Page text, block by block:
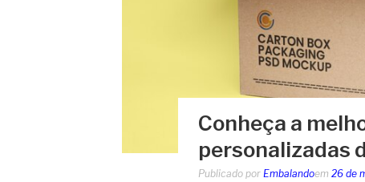
Conheça a
personalizadas
Publicado por Embalandoem 26 de